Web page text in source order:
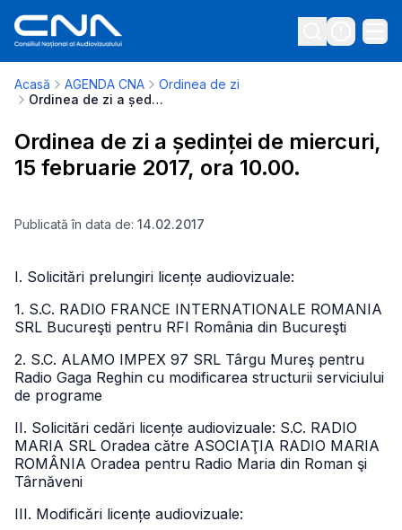
Acasă AGENDA CNA
Ordinea de zi
Ordinea de zi a ședinței de miercuri, 15 februarie 2017, ora 10.00.
Ordinea de zi a ședinței de miercuri,
15 februarie 2017, ora 10.00.
Publicată în data de: 14.02.2017
I. Solicitări prelungiri licențe audiovizuale:
1. S.C. RADIO FRANCE INTERNATIONALE ROMANIA
SRL Bucureşti pentru RFI România din Bucureşti
2. S.C. ALAMO IMPEX 97 SRL Târgu Mureş pentru
Radio Gaga Reghin cu modificarea structurii serviciului
de programe
II. Solicitări cedări licențe audiovizuale: S.C. RADIO
MARIA SRL Oradea către ASOCIAŢIA RADIO MARIA
ROMÂNIA Oradea pentru Radio Maria din Roman şi
Târnăveni
III. Modificări licențe audiovizuale: